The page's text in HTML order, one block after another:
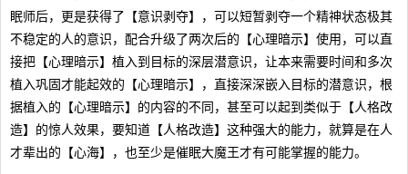
眠师后，更是获得了【意识剥夺】，可以短暂剥夺一个精神状态极其
不稳定的人的意识，配合升级了两次后的【心理暗示】使用，可以直
接把【心理暗示】植入到目标的深层潜意识，让本来需要时间和多次
植入巩固才能起效的【心理暗示】，直接深深嵌入目标的潜意识，根
据植入的【心理暗示】的内容的不同，甚至可以起到类似于【人格改
造】的惊人效果，要知道【人格改造】这种强大的能力，就算是在人
才辈出的【心海】，也至少是催眠大魔王才有可能掌握的能力。